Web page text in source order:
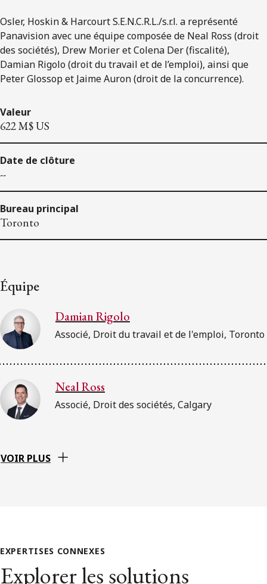
Osler, Hoskin & Harcourt S.E.N.C.R.L./s.r.l. a représenté
Panavision avec une équipe composée de Neal Ross (droit
des sociétés), Drew Morier et Colena Der (fiscalité),
Damian Rigolo (droit du travail et de l’emploi), ainsi que
Peter Glossop et Jaime Auron (droit de la concurrence).
Valeur
622 M$ US
Date de clôture
--
Bureau principal
Toronto
Équipe
Damian Rigolo
Associé, Droit du travail et de l'emploi, Toronto
Neal Ross
Associé, Droit des sociétés, Calgary
VOIR PLUS
EXPERTISES CONNEXES
Explorer les solutions